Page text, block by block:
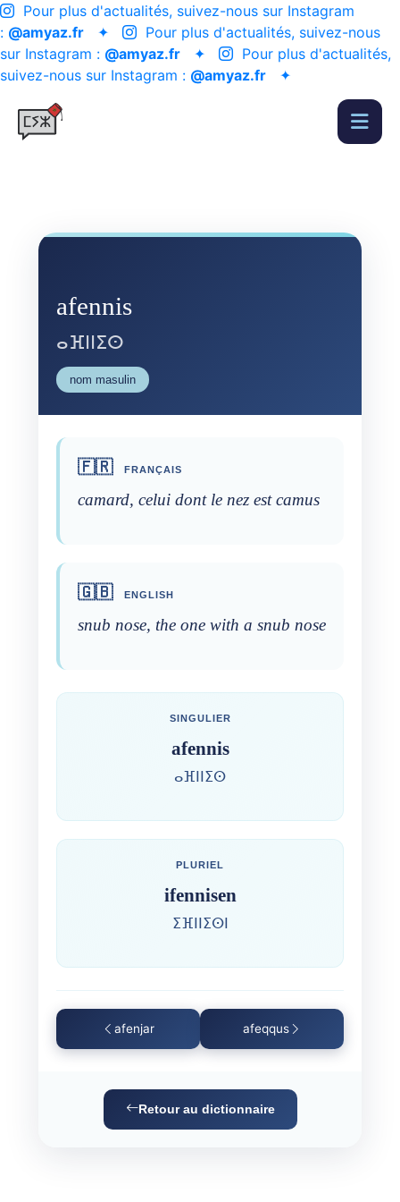
Pour plus d'actualités, suivez-nous sur Instagram
: @amyaz.fr ✦
Pour plus d'actualités, suivez-nous
sur Instagram : @amyaz.fr ✦
Pour plus d'actualités,
suivez-nous sur Instagram : @amyaz.fr ✦
afennis
ⴰⴼⵏⵏⵉⵙ
nom masulin
🇫🇷 FRANÇAIS
camard, celui dont le nez est camus
🇬🇧 ENGLISH
snub nose, the one with a snub nose
SINGULIER
afennis
ⴰⴼⵏⵏⵉⵙ
PLURIEL
ifennisen
ⵉⴼⵏⵏⵉⵙⵏ
afenjar afeqqus
Retour au dictionnaire